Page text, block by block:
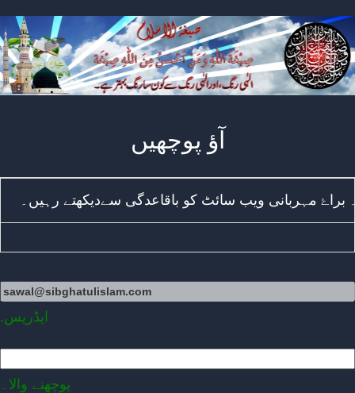
آؤ پوچھیں
مہربانی ویب سائٹ کو باقاعدگی سےدیکھتے رہیں۔
.ایڈریس
پوچھنے والا۔